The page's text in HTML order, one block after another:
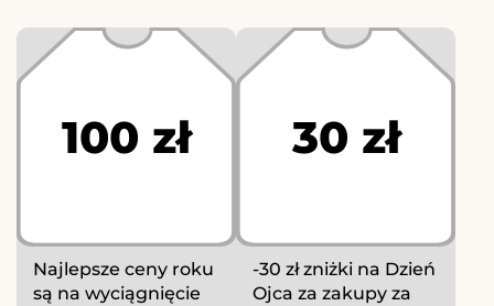
100 zł
Najlepsze ceny roku
są na wyciągnięcie
30 zł
-30 zł zniżki na Dzień
Ojca za zakupy za